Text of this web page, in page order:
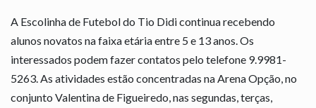
A Escolinha de Futebol do Tio Didi continua recebendo
alunos novatos na faixa etária entre 5 e 13 anos. Os
interessados podem fazer contatos pelo telefone 9.9981-
5263. As atividades estão concentradas na Arena Opção, no
conjunto Valentina de Figueiredo, nas segundas, terças,